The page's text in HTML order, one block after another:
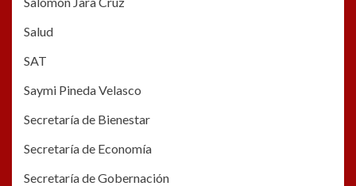
Salud
SAT
Saymi Pineda Velasco
Secretaría de Bienestar
Secretaría de Economía
Secretaría de Gobernación